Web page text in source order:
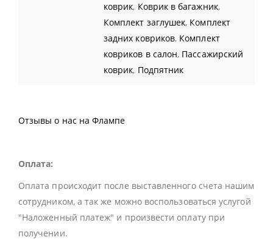
коврик, Коврик в багажник,
Комплект заглушек, Комплект
задних ковриков, Комплект
ковриков в салон, Пассажирский
коврик, Подпятник
Отзывы о нас на Флампе
Оплата:
Оплата происходит после выставленного счета нашим
сотрудником, а так же можно воспользоваться услугой
"Наложенный платеж" и произвести оплату при
получении.